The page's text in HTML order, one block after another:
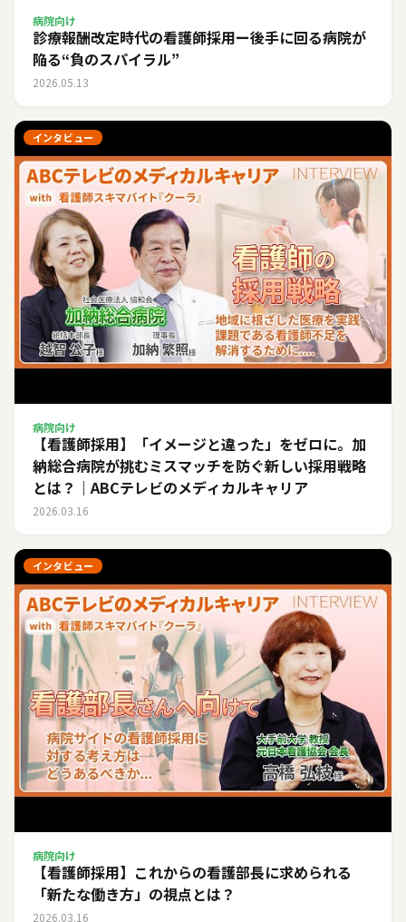
病院向け
診療報酬改定時代の看護師採用ー後手に回る病院が
陥る“負のスパイラル”
2026.05.13
インタビュー
病院向け
【看護師採用】「イメージと違った」をゼロに。加
納総合病院が挑むミスマッチを防ぐ新しい採用戦略
とは？｜ABCテレビのメディカルキャリア
2026.03.16
インタビュー
病院向け
【看護師採用】これからの看護部長に求められる
「新たな働き方」の視点とは？
2026.03.16